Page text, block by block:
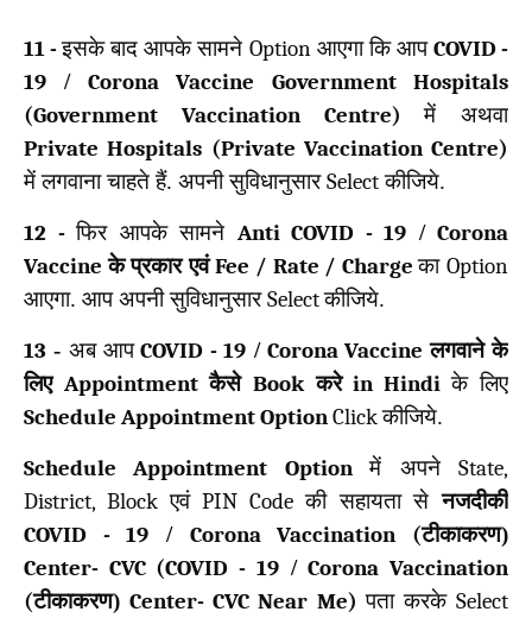
11 -इसके बाद आपके सामने Option आएगा कि आपCOVID -
19 / Corona Vaccine
Government Hospitals
(Government Vaccination Centre)
में अथवा
Private Hospitals (Private Vaccination Centre)
में लगवाना चाहते हैं. अपनी सुविधानुसारSelectकीजिये.
12 - फिर आपके सामने Anti COVID - 19 / Corona
Vaccineके प्रकार एवंFee / Rate / Charge काOption
आएगा. आप अपनी सुविधानुसारSelectकीजिये.
13 - अब आप COVID -19 / Corona Vaccineलगवाने के
लिए Appointmentकैसे Book करेin Hindi के लिए
Schedule Appointment OptionClickकीजिये.
Schedule Appointment Option में अपनेState,
District, BlockएवंPIN Codeकी सहायता सेनजदीकी
COVID -19 / Corona Vaccination (टीकाकरण)
Center- CVC (COVID - 19/Corona Vaccination
(टीकाकरण)Center- CVC Near Me) पता करकेSelect